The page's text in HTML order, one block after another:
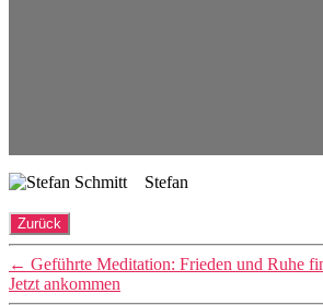
Stefan
← Geführte Meditation: Frieden und Ruhe
Jetzt ankommen